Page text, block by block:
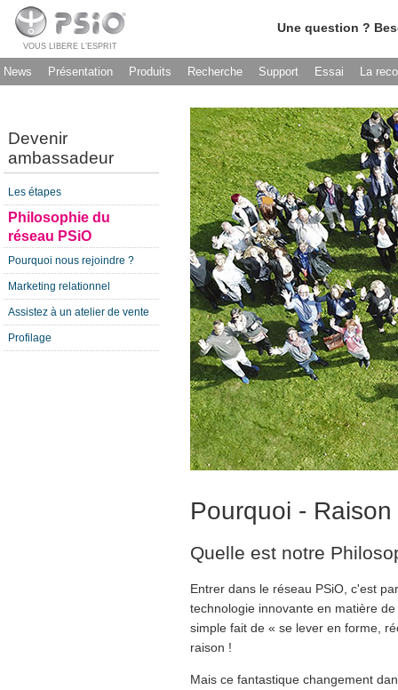
VOUS LIBERE L’ESPRIT
Une question ?
News Présentation Produits Recherche Support Essai La
Devenir
ambassadeur
Les étapes
Philosophie du
réseau PSiO
Pourquoi nous rejoindre ?
Marketing relationnel
Assistez à un atelier de vente
Profilage
Pourquoi -
Quelle est notre
Entrer dans le réseau PSiO, c'est
technologie innovante en matière
simple fait de « se lever en forme,
raison !
Mais ce fantastique changement